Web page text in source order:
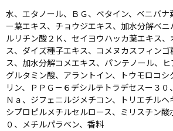
水、エタノール、ＢＧ、ベタイン、ベニバナ
ー葉エキス、チョウジエキス、加水分解ベ
ルリチン酸２Ｋ、セイヨウハッカ葉エキス
ス、ダイズ種子エキス、コメヌカスフィン
ス、加水分解コメエキス、パンテノール、
グルタミン酸、アラントイン、トウモロコシ
リン、ＰＰＧ－６デシルテトラデセスー３
Ｎａ、ジフェニルジメチコン、トリエチル
シプロピルメチルセルロース、ミリスチン酸
０、メチルパラベン、香料